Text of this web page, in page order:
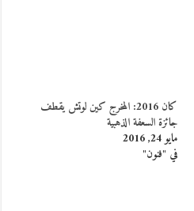
كان 2016: المخرج كين لوتش يقطف
جائزة السعفة الذهبية
مايو 24, 2016
في "فنون"